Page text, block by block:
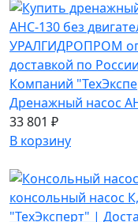
Дренажный насос
33 801 ₽
В корзину